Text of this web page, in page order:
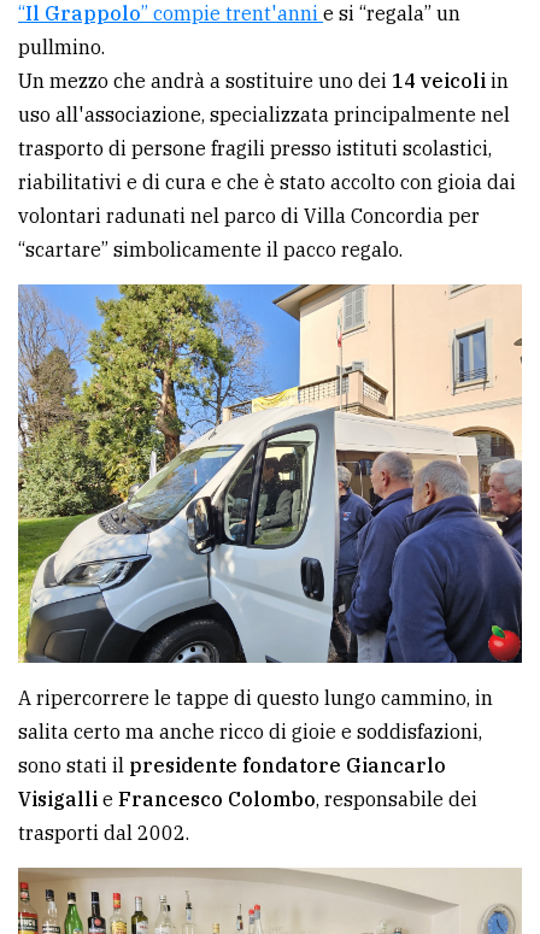
pubblicità
CERCA
Cerca
per
comune
avanzata
LE
ALTRE
TESTATE
PRIVACY
policy
policy
“Il Grappolo” compie trent'anni e si “regala” un
pullmino.
Un mezzo che andrà a sostituire uno dei 14 veicoli in
uso all'associazione, specializzata principalmente nel
trasporto di persone fragili presso istituti scolastici,
riabilitativi e di cura e che è stato accolto con gioia dai
volontari radunati nel parco di Villa Concordia per
“scartare” simbolicamente il pacco regalo.
A ripercorrere le tappe di questo lungo cammino, in
salita certo ma anche ricco di gioie e soddisfazioni,
sono stati il presidente fondatore Giancarlo
Visigalli e Francesco Colombo, responsabile dei
trasporti dal 2002.